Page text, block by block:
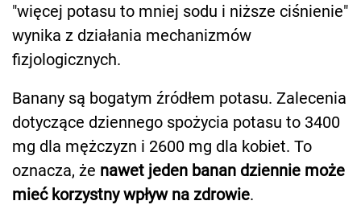
"więcej potasu to mniej sodu i niższe ciśnienie"
wynika z działania mechanizmów
fizjologicznych.
Banany są bogatym źródłem potasu. Zalecenia
dotyczące dziennego spożycia potasu to 3400
mg dla mężczyzn i 2600 mg dla kobiet. To
oznacza, że nawet jeden banan dziennie może
mieć korzystny wpływ na zdrowie.